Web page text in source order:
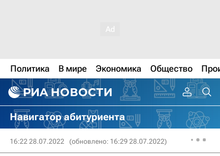
Политика В мире Экономика Общество
Навигатор абитуриента
16:22 28.07.2022 (обновлено: 16:29 28.07.2022)